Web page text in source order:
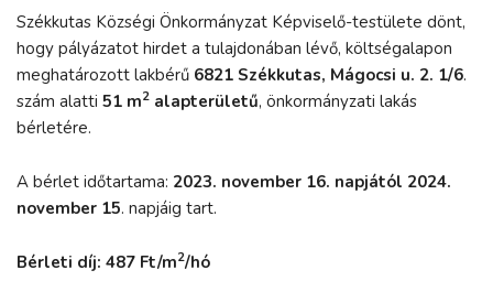
Székkutas Községi Önkormányzat Képviselő-testülete dönt,
hogy pályázatot hirdet a tulajdonában lévő, költségalapon
meghatározott lakbérű 6821 Székkutas, Mágocsi u. 2. 1/6.
szám alatti 51 m2 alapterületű, önkormányzati lakás
bérletére.
A bérlet időtartama: 2023. november 16. napjától 2024.
november 15. napjáig tart.
Bérleti díj: 487 Ft/m2/hó